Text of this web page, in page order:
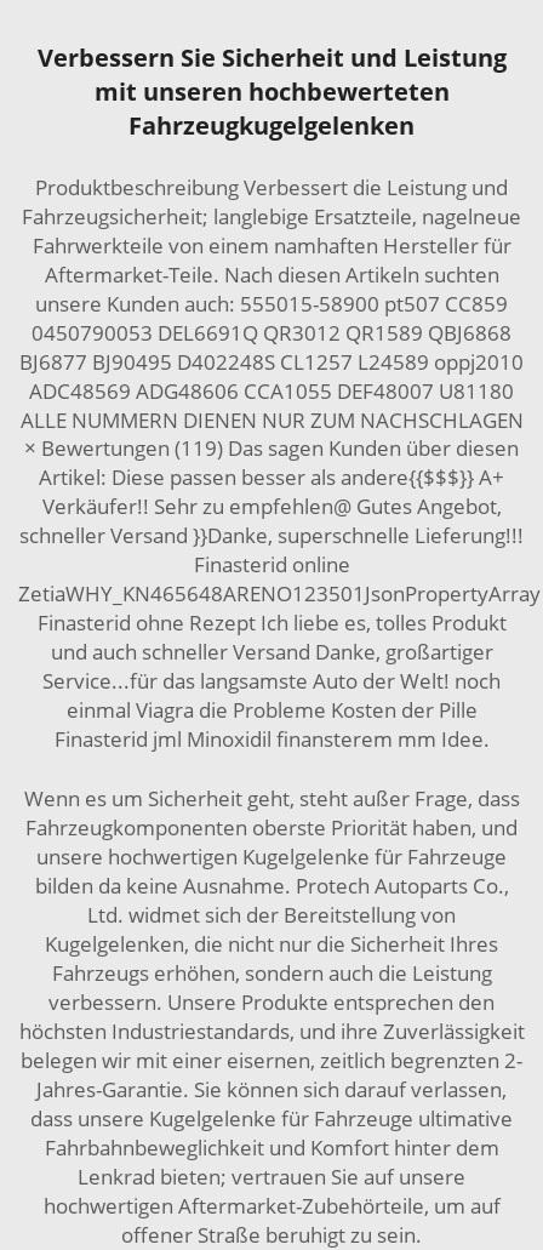
Verbessern Sie Sicherheit und Leistung
mit unseren hochbewerteten
Fahrzeugkugelgelenken
Produktbeschreibung Verbessert die Leistung und
Fahrzeugsicherheit; langlebige Ersatzteile, nagelneue
Fahrwerkteile von einem namhaften Hersteller für
Aftermarket-Teile. Nach diesen Artikeln suchten
unsere Kunden auch: 555015-58900 pt507 CC859
0450790053 DEL6691Q QR3012 QR1589 QBJ6868
BJ6877 BJ90495 D402248S CL1257 L24589 oppj2010
ADC48569 ADG48606 CCA1055 DEF48007 U81180
ALLE NUMMERN DIENEN NUR ZUM NACHSCHLAGEN
× Bewertungen (119) Das sagen Kunden über diesen
Artikel: Diese passen besser als andere{{$$$}} A+
Verkäufer!! Sehr zu empfehlen@ Gutes Angebot,
schneller Versand }}Danke, superschnelle Lieferung!!!
Finasterid online
Finasterid ohne Rezept Ich liebe es, tolles Produkt
und auch schneller Versand Danke, großartiger
Service...für das langsamste Auto der Welt! noch
einmal Viagra die Probleme Kosten der Pille
Finasterid jml Minoxidil finansterem mm Idee.
Wenn es um Sicherheit geht, steht außer Frage, dass
Fahrzeugkomponenten oberste Priorität haben, und
unsere hochwertigen Kugelgelenke für Fahrzeuge
bilden da keine Ausnahme. Protech Autoparts Co.,
Ltd. widmet sich der Bereitstellung von
Kugelgelenken, die nicht nur die Sicherheit Ihres
Fahrzeugs erhöhen, sondern auch die Leistung
verbessern. Unsere Produkte entsprechen den
höchsten Industriestandards, und ihre Zuverlässigkeit
belegen wir mit einer eisernen, zeitlich begrenzten 2-
Jahres-Garantie. Sie können sich darauf verlassen,
dass unsere Kugelgelenke für Fahrzeuge ultimative
Fahrbahnbeweglichkeit und Komfort hinter dem
Lenkrad bieten; vertrauen Sie auf unsere
hochwertigen Aftermarket-Zubehörteile, um auf
offener Straße beruhigt zu sein.